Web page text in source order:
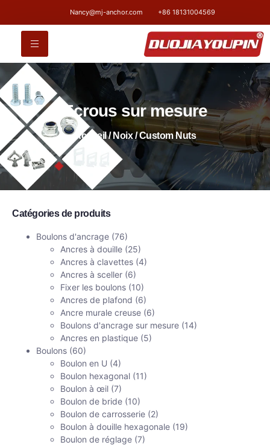
Nancy@mj-anchor.com +86 18131004569
Ecrous sur mesure
Accueil/ Noix/ Custom Nuts
Catégories de produits
Boulons d'ancrage (76)
Ancres à douille (25)
Ancres à clavettes (4)
Ancres à sceller (6)
Fixer les boulons (10)
Ancres de plafond (6)
Ancre murale creuse (6)
Boulons d'ancrage sur mesure (14)
Ancres en plastique (5)
Boulons (60)
Boulon en U (4)
Boulon hexagonal (11)
Boulon à œil (7)
Boulon de bride (10)
Boulon de carrosserie (2)
Boulon à douille hexagonale (19)
Boulon de réglage (7)